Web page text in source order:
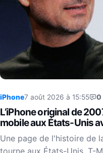
iPhone7 août 2026 à 15:55 0
L’iPhone original de
mobile aux États-Unis
Une page de l'histoire de